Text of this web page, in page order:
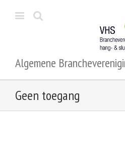
Algemene
Geen toegang